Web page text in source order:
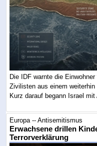
Die IDF warnte die
Zivilisten aus einem
Kurz darauf begann Israel mit
Europa -- Antisemitismus
Erwachsene drillen
Terrorverklärung